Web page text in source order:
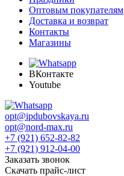
Оптовым покупателям
Доставка и возврат
Контакты
Магазины
ВКонтакте
Youtube
opt@ipdubovskaya.ru
opt@nord-max.ru
+7 (921) 652-82-82
+7 (921) 912-04-00
Заказать звонок
Скачать прайс-лист